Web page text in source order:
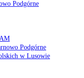
Podgórne
Podgórne
w Lusowie